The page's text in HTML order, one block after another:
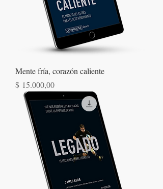
Mente fría, corazón caliente
Precio
$ 15.000,00